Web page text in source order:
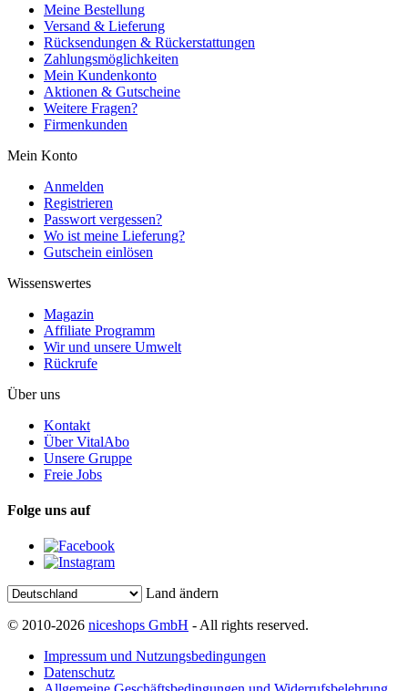
Meine Bestellung
Versand & Lieferung
Rücksendungen & Rückerstattungen
Zahlungsmöglichkeiten
Mein Kundenkonto
Aktionen & Gutscheine
Weitere Fragen?
Firmenkunden
Mein Konto
Anmelden
Registrieren
Passwort vergessen?
Wo ist meine Lieferung?
Gutschein einlösen
Wissenswertes
Magazin
Affiliate Programm
Wir und unsere Umwelt
Rückrufe
Über uns
Kontakt
Über VitalAbo
Unsere Gruppe
Freie Jobs
Folge uns auf
Land ändern
© 2010-2026 niceshops GmbH - All rights reserved.
Impressum und Nutzungsbedingungen
Datenschutz